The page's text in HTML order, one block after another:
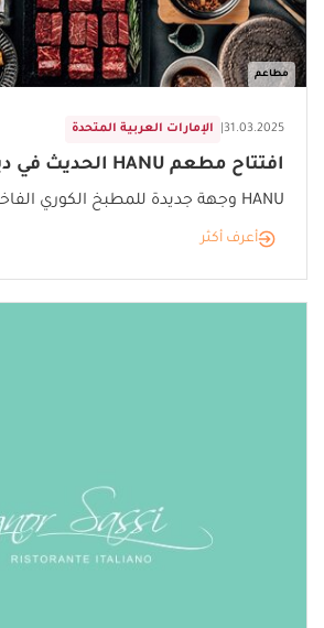
مطاعم
الإمارات العربية المتحدة 31.03.2025
افتتاح مطعم HANU الحديث في دبي
HANU وجهة جديدة للمطبخ الكوري الفاخر في نخلة جميرا
أعرف أكثر